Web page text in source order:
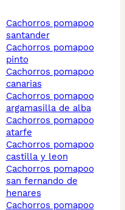
cachorros pomapoo
santander
cachorros pomapoo
pinto
cachorros pomapoo
canarias
cachorros pomapoo
argamasilla de alba
cachorros pomapoo
atarfe
cachorros pomapoo
castilla y leon
cachorros pomapoo
san fernando de
henares
cachorros pomapoo